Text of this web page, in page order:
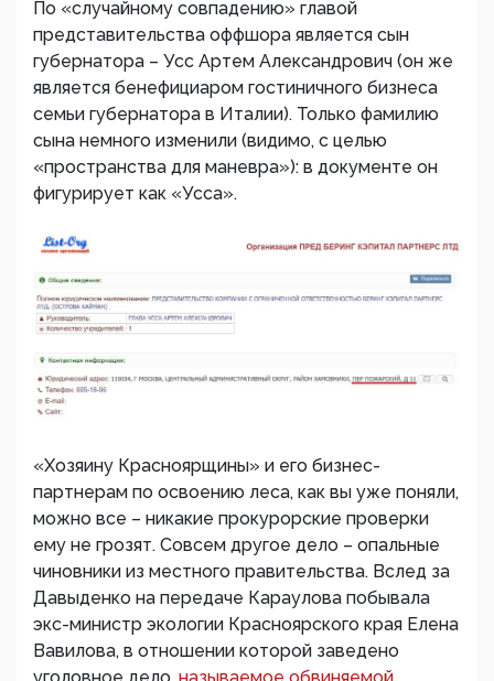
По «случайному совпадению» главой
представительства оффшора является сын
губернатора – Усс Артем Александрович (он же
является бенефициаром гостиничного бизнеса
семьи губернатора в Италии). Только фамилию
сына немного изменили (видимо, с целью
«пространства для маневра»): в документе он
фигурирует как «Усса».
«Хозяину Красноярщины» и его бизнес-
партнерам по освоению леса, как вы уже поняли,
можно все – никакие прокурорские проверки
ему не грозят. Совсем другое дело – опальные
чиновники из местного правительства. Вслед за
Давыденко на передаче Караулова побывала
экс-министр экологии Красноярского края Елена
Вавилова, в отношении которой заведено
уголовное дело, называемое обвиняемой